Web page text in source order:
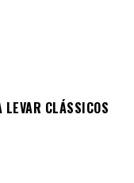
CLÁSSICOS